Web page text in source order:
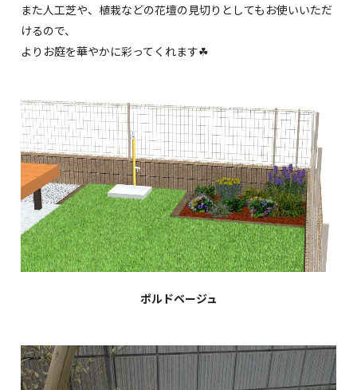
また人工芝や、植栽などの花壇の見切りとしてもお使いいただ
けるので、
よりお庭を華やかに彩ってくれます☘
ポルドベージュ